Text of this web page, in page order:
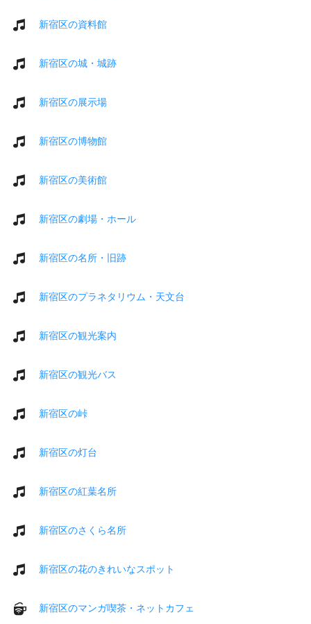
新宿区の資料館
新宿区の城・城跡
新宿区の展示場
新宿区の博物館
新宿区の美術館
新宿区の劇場・ホール
新宿区の名所・旧跡
新宿区のプラネタリウム・天文台
新宿区の観光案内
新宿区の観光バス
新宿区の峠
新宿区の灯台
新宿区の紅葉名所
新宿区のさくら名所
新宿区の花のきれいなスポット
新宿区のマンガ喫茶・ネットカフェ